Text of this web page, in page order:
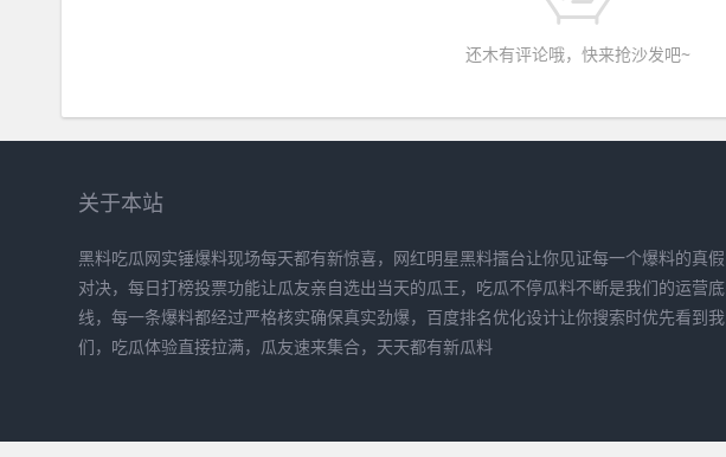
还木有评论哦，快来抢沙发吧~
关于本站
黑料吃瓜网实锤爆料现场每天都有新惊喜，网红明星黑料擂台让你见证每一个爆料的真假
对决，每日打榜投票功能让瓜友亲自选出当天的瓜王，吃瓜不停瓜料不断是我们的运营底
线，每一条爆料都经过严格核实确保真实劲爆，百度排名优化设计让你搜索时优先看到我
们，吃瓜体验直接拉满，瓜友速来集合，天天都有新瓜料